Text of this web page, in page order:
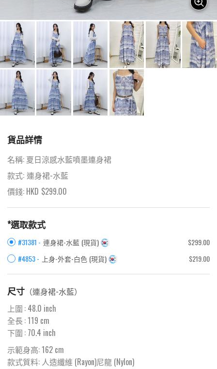
貨品詳情
名稱: 夏日涼感水藍噴墨連身裙
款式: 連身裙-水藍
價錢: HKD $299.00
*選取款式
#31381 - 連身裙-水藍 (現貨)
$299.00
#4853 - 上身-外套-白色 (現貨) $219.00
尺寸 （連身裙-水藍）
上圍 : 48.0 inch
全長 :119 cm
下圍 : 70.4 inch
示範身高: 162 cm
款式質料: 人造纖維 (Rayon)尼龍 (Nylon)